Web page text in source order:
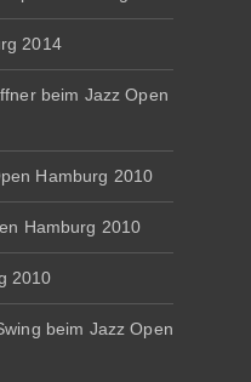
2014
beim Jazz Open
Hamburg 2010
Hamburg 2010
2010
beim Jazz Open